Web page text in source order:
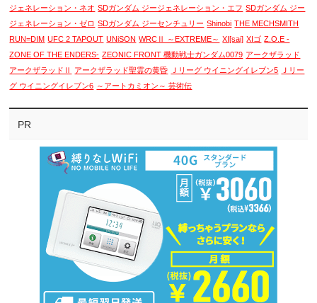
ジェネレーション・ネオ SDガンダム ジージェネレーション・エフ SDガンダム ジー
ジェネレーション・ゼロ SDガンダム ジーセンチュリー Shinobi THE MECHSMITH
RUN=DIM UFC 2 TAPOUT UNiSON WRCⅡ ～EXTREME～ XI[sai] XIゴ Z.O.E -
ZONE OF THE ENDERS- ZEONIC FRONT 機動戦士ガンダム0079 アークザラッド
アークザラッドⅡ
アークザラッド聖霊の黄昏 Ｊリーグ ウイニングイレブン5
Ｊリー
グ ウイニングイレブン6 ～アートカミオン～ 芸術伝
PR